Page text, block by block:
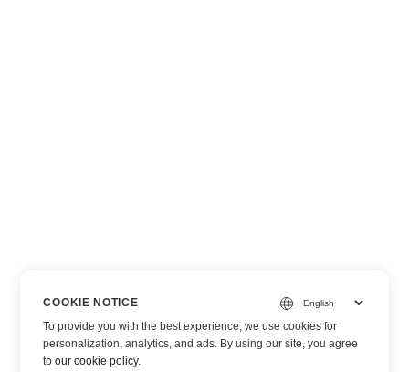
COOKIE NOTICE
To provide you with the best experience, we use cookies for
personalization, analytics, and ads. By using our site, you agree
toour cookie policy.